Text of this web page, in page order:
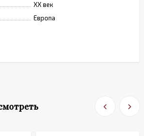
XX век
Европа